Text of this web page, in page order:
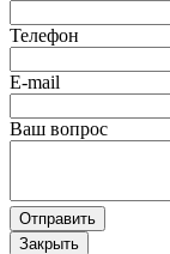
Телефон
E-mail
Ваш вопрос
Отправить
Закрыть